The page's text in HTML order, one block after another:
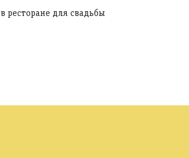
ресторане для свадьбы